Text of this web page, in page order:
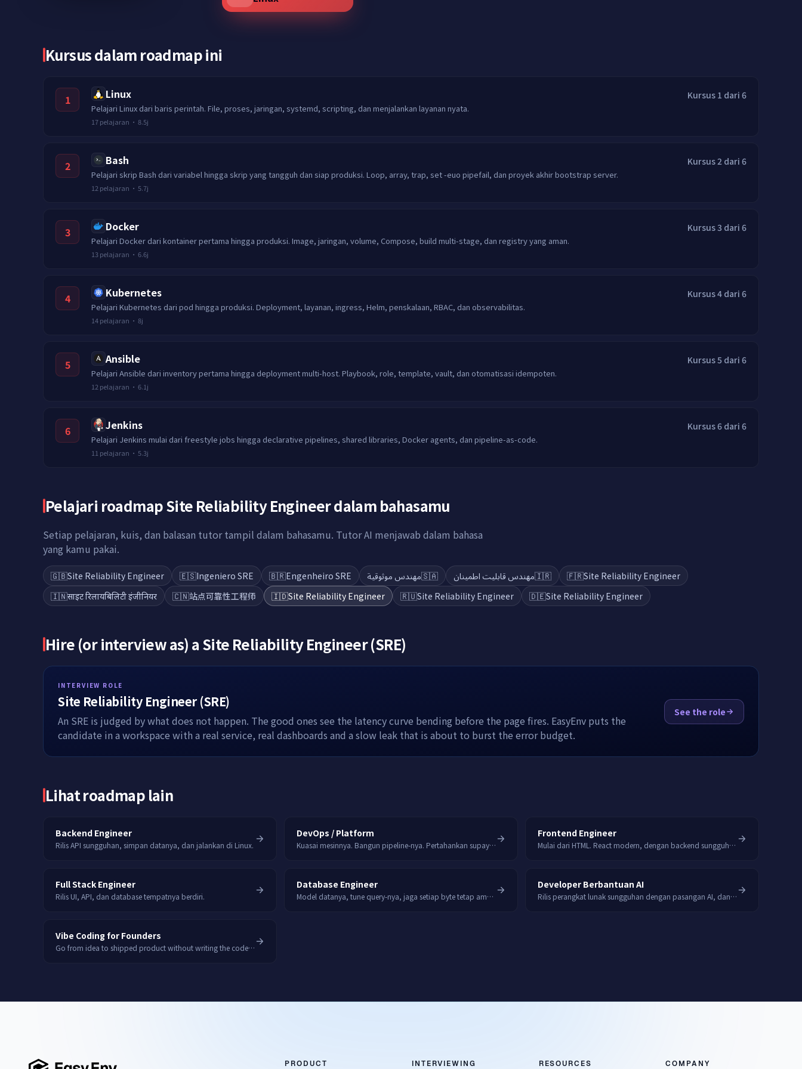
Kursus dalam roadmap ini
1 Linux
Pelajari Linux dari baris perintah. File, proses, jaringan, systemd, scripting, dan menjalankan layanan nyata.
17pelajaran · 8.5j
Kursus 1 dari 6
2 Bash
Pelajari skrip Bash dari variabel hingga skrip yang tangguh dan siap produksi. Loop, array, trap, set -euo pipefail, dan proyek akhir bootstrap server.
12 pelajaran · 5.7j
Kursus 2 dari 6
3 Docker
Pelajari Docker dari kontainer pertama hingga produksi. Image, jaringan, volume, Compose, build multi-stage, dan registry yang aman.
13pelajaran · 6.6j
Kursus 3 dari 6
4 Kubernetes
Pelajari Kubernetes dari pod hingga produksi. Deployment, layanan, ingress, Helm, penskalaan, RBAC, dan observabilitas.
14pelajaran · 8j
Kursus 4 dari 6
5 Ansible
Pelajari Ansible dari inventory pertama hingga deployment multi-host. Playbook, role, template, vault, dan otomatisasi idempoten.
12 pelajaran · 6.1j
Kursus 5 dari 6
6 Jenkins
Pelajari Jenkins mulai dari freestyle jobs hingga declarative pipelines, shared libraries, Docker agents, dan pipeline-as-code.
11 pelajaran · 5.3j
Kursus 6 dari 6
Pelajari roadmap Site Reliability Engineer dalam bahasamu
Setiap pelajaran, kuis, dan balasan tutor tampil dalam bahasamu. Tutor AI menjawab dalam bahasa
yang kamu pakai.
🇬🇧Site Reliability Engineer 🇪🇸Ingeniero SRE 🇧🇷Engenheiro SRE 🇸🇦مهندس موثوقية 🇮🇷مهندس قابلیت اطمینان 🇫🇷Site Reliability Engineer
🇮🇳साइट रिलायबिलिटी इंजीनियर 🇨🇳站点可靠性工程师 🇮🇩Site Reliability Engineer 🇷🇺Site Reliability Engineer 🇩🇪Site Reliability Engineer
Hire (or interview as) a Site Reliability Engineer (SRE)
INTERVIEW ROLE
Site Reliability Engineer (SRE)
An SRE is judged by what does not happen. The good ones see the latency curve bending before the page fires. EasyEnv puts the
candidate in a workspace with a real service, real dashboards and a slow leak that is about to burst the error budget.
See the role
Lihat roadmap lain
Backend Engineer
Rilis API sungguhan, simpan datanya, dan jalankan di Linux.
DevOps / Platform
Kuasai mesinnya. Bangun pipeline-nya. Pertahankan supaya tetap stabil.
Frontend Engineer
Mulai dari HTML. React modern, dengan backend sungguhan di belakangnya.
Full Stack Engineer
Rilis UI, API, dan database tempatnya berdiri.
Database Engineer
Model datanya, tune query-nya, jaga setiap byte tetap aman.
Developer Berbantuan AI
Rilis perangkat lunak sungguhan dengan pasangan AI, dan tahu kapan ia salah.
Vibe Coding for Founders
Go from idea to shipped product without writing the code yourself.
PRODUCT INTERVIEWING RESOURCES COMPANY